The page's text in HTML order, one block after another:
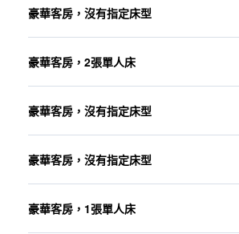
豪華客房，沒有指定床型
豪華客房，2張單人床
豪華客房，沒有指定床型
豪華客房，沒有指定床型
豪華客房，1張單人床